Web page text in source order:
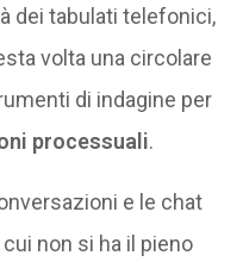
dei tabulati telefonici,
volta una circolare
di indagine per
processuali.
e le chat
non si ha il pieno